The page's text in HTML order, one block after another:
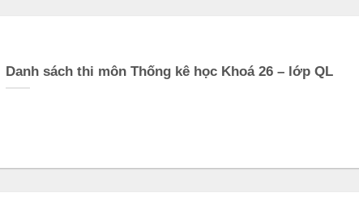
Danh sách thi môn Thống kê học Khoá 26 – lớp QL